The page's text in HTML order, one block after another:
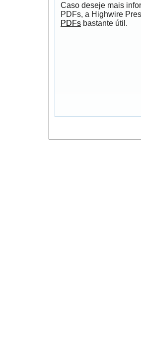
Caso deseje mais
PDFs, a Highwire
PDFs bastante útil.